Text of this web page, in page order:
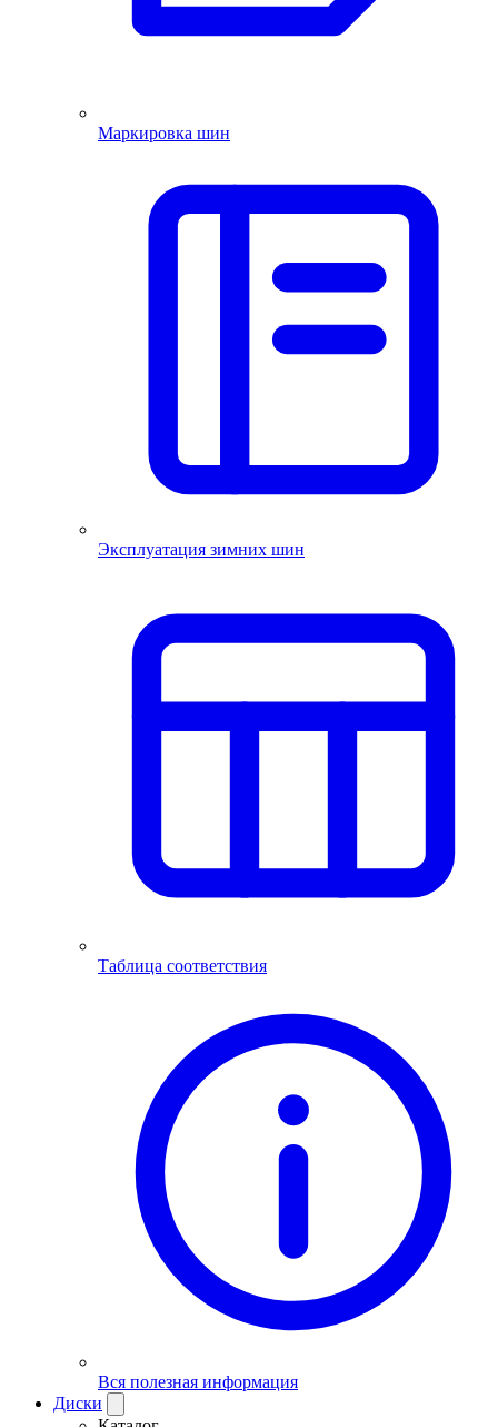
Маркировка шин
Эксплуатация зимних шин
Таблица соответствия
Вся полезная информация
Диски